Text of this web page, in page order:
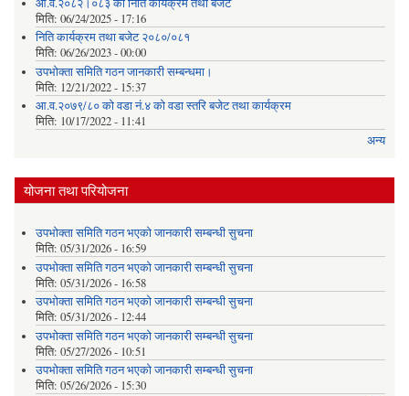
मिति: 06/24/2025 - 17:16
निति कार्यक्रम तथा बजेट २०८०/०८१
मिति: 06/26/2023 - 00:00
उपभोक्ता समिति गठन जानकारी सम्बन्धमा।
मिति: 12/21/2022 - 15:37
आ.व.२०७९/८० को वडा नं.४ को वडा स्तरि बजेट तथा कार्यक्रम
मिति: 10/17/2022 - 11:41
अन्य
योजना तथा परियोजना
उपभोक्ता समिति गठन भएको जानकारी सम्बन्धी सुचना
मिति: 05/31/2026 - 16:59
उपभोक्ता समिति गठन भएको जानकारी सम्बन्धी सुचना
मिति: 05/31/2026 - 16:58
उपभोक्ता समिति गठन भएको जानकारी सम्बन्धी सुचना
मिति: 05/31/2026 - 12:44
उपभोक्ता समिति गठन भएको जानकारी सम्बन्धी सुचना
मिति: 05/27/2026 - 10:51
उपभोक्ता समिति गठन भएको जानकारी सम्बन्धी सुचना
मिति: 05/26/2026 - 15:30